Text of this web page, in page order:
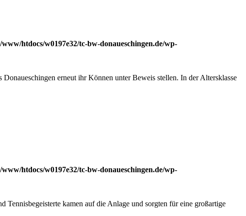
/www/htdocs/w0197e32/tc-bw-donaueschingen.de/wp-
erneut ihr Können unter Beweis stellen. In der Altersklasse
/www/htdocs/w0197e32/tc-bw-donaueschingen.de/wp-
Tennisbegeisterte kamen auf die Anlage und sorgten für eine großartige